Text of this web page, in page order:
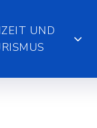
UND